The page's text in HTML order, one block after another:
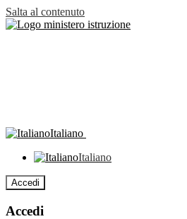
Salta al contenuto
Italiano
Italiano
Accedi
Accedi